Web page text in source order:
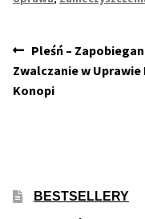
Nawigacja
wpisu
Poprzedni
wpis:
Pleśń –
Zwalczanie w Uprawie
Konopi
BESTSELLERY